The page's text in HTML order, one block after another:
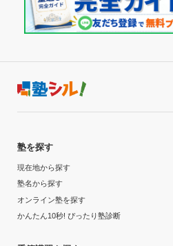
塾を探す
現在地から探す
塾名から探す
オンライン塾を探す
かんたん10秒! ぴったり塾診断